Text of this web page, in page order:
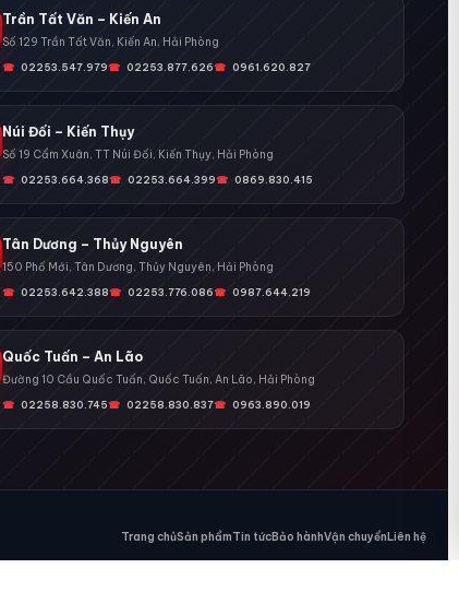
Trần Tất Văn – Kiến An
Số 129 Trần Tất Văn, Kiến An, Hải Phòng
02253.547.979 02253.877.626 0961.620.827
Núi Đối – Kiến Thụy
Số 19 Cẩm Xuân, TT Núi Đối, Kiến Thụy, Hải Phòng
02253.664.368 02253.664.399 0869.830.415
Tân Dương – Thủy Nguyên
150 Phố Mới, Tân Dương, Thủy Nguyên, Hải Phòng
02253.642.388 02253.776.086 0987.644.219
Quốc Tuấn – An Lão
Đường 10 Cầu Quốc Tuấn, Quốc Tuấn, An Lão, Hải Phòng
02258.830.745 02258.830.837 0963.890.019
Trang chủSản phẩmTin tứcBảo hànhVận chuyểnLiên hệ